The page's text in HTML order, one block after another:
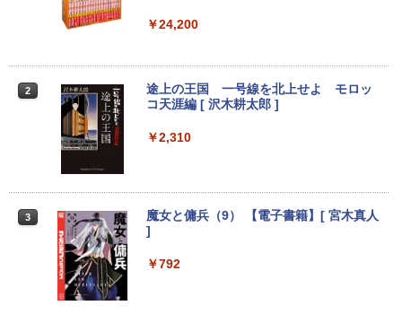
Anker Soundcore P31i ブラック
Anker Soundcore Liberty 5 ミッドナイトブ
ラック
レスイヤホン bluetooth イヤホン V12 小型
BRUCE WAYNE feat. Flo Milli, ATL Jacob
[Explicit]
￥250
On My Road (Stadium ver.)
by Amazon 天然水 ラベルレス 500ml ×24本
富士山の天然水 バナジウム含有 水 ミネラル
ットル (Smart Basic)
￥1,380
by Amazon 炭酸水 ラベルレス 500ml ×24本
異世界居酒屋「のぶ」(22) (角川コミックス・
エース)
￥832
ONE PIECE モノクロ版 115 (ジャンプコミッ
クスDIGITAL)
コミックスDIGITAL)
ws11 第13世代CPU搭載 14.1/15.6インチ
128GB 256GB 512GB 1TB USB3.0 初期
設定済
ノートパソコン HP ProBook 450 G7 第
10世代 Core i5 メモリ16GB SSD256GB
Bluetooth HDMI カメラ Wi-Fi 15.6イン
チ Windows 11 Pro 送料無料 保証付き
コン オプション変更可能（ 32GB / 64G
￥28,800
o】【中古/送料無料】※沖縄・離島を除
く
Yoothi 互換品 11.6インチ ASUS B1100
R1100F BR1100FKA B1100FKA-BP135
修理交換用液晶タッチパネル ベゼル付き
￥13,800
￥24,200
2
途上の王国 一号線を北上せよ モロッ
コ天涯編 [ 沢木耕太郎 ]
￥2,310
3
魔女と傭兵（9） 【電子書籍】[ 宮木真人
]
￥792